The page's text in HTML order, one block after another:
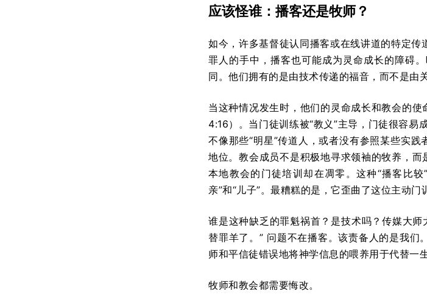
应该怪谁：播客还是牧师？
如今，许多基督徒认同播客或在线讲道的特定
罪人的手中，播客也可能成为灵命成长的障碍
同。他们拥有的是由技术传递的福音，而不是由
当这种情况发生时，他们的灵命成长和教会的
4:16）。当门徒训练被“教义”主导，门徒很容
不像那些“明星”传道人，或者没有参照某些实
地位。教会成员不是积极地寻求领袖的牧养，而
本地教会的门徒培训却在凋零。这种“播客比
亲”和“儿子”。最糟糕的是，它歪曲了这位主动门
谁是这种缺乏的罪魁祸首？是技术吗？传媒大
替罪羊了。” 问题不在播客。该责备人的是我
师和平信徒错误地将神学信息的喂养用于代替一
牧师和教会都需要悔改。